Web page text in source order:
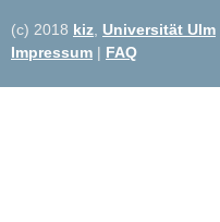
(c) 2018 kiz Universität Ulm
Impressum | FAQ